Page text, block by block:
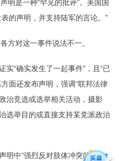
的声明，并支持陆军的言论。”
对这一事件说法不一。
“确实发生了一起事件”，且“已
面还发布声明，强调“联邦法律
治竞选或选举相关活动，摄影
选举目的或直接支持某党派政治
中“强烈反对肢体冲突的说